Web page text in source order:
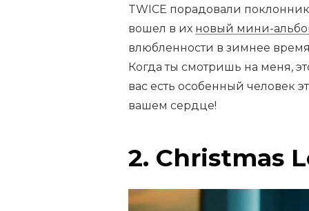
TWICE порадовали
вошел в их новый мини-
влюбленности в зимнее
Когда ты смотришь на меня,
вас есть особенный человек
вашем сердце!
2. Christmas